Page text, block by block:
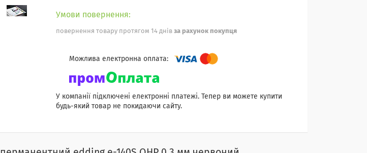
повернення товару протягом 14 днів за рахунок покупця
У компанії підключені електронні платежі. Тепер ви можете купити
будь-який товар не покидаючи сайту.